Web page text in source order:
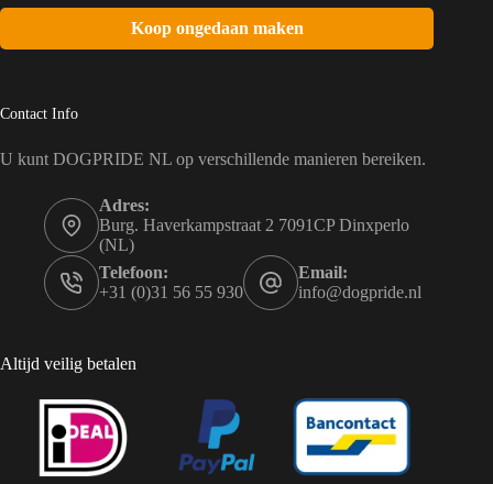
Koop ongedaan maken
Contact Info
U kunt DOGPRIDE NL op verschillende manieren bereiken.
Adres:
Burg. Haverkampstraat 2 7091CP Dinxperlo
(NL)
Telefoon:
+31 (0)31 56 55 930
Email:
info@dogpride.nl
Altijd veilig betalen